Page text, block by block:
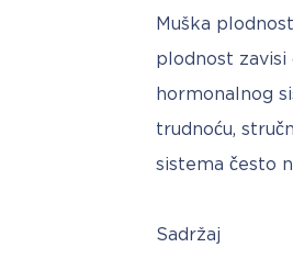
Muška
plodnost
hormonalnog
trudnoću,
sistema često
Sadržaj